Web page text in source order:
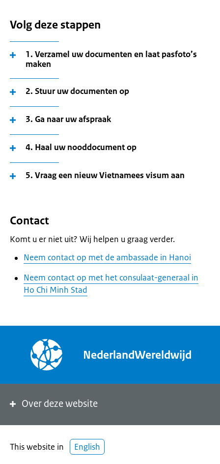
Volg deze stappen
1. Verzamel uw documenten en laat pasfoto’s
maken
2. Stuur uw documenten op
3. Ga naar uw afspraak
4. Haal uw nooddocument op
5. Vraag een nieuw Vietnamees visum aan
Contact
Komt u er niet uit? Wij helpen u graag verder.
Neem contact op met de ambassade in Hanoi
Neem contact op met het consulaat-generaal in
Ho Chi Minh Stad
NederlandWereldwijd
Over deze website
This website in English